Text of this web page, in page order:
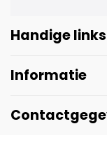
Handige links
Informatie